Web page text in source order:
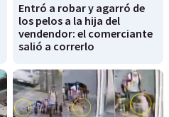
Entró a robar y agarró de
los pelos a la hija del
vendendor: el comerciante
salió a correrlo